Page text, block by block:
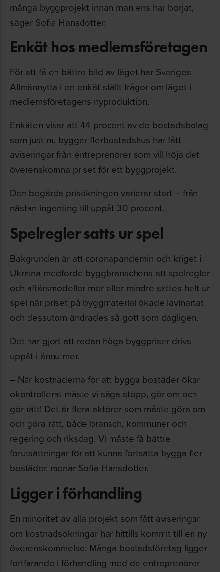
många byggprojekt innan man ens har börjat,
säger Sofia Hansdotter.
Enkät hos medlemsföretagen
För att få en bättre bild av läget har Sveriges
Allmännytta i en enkät ställt frågor om läget i
medlemsföretagens nyproduktion.
Enkäten visar att 44 procent av de bostadsbolag
som just nu bygger flerbostadshus har fått
aviseringar från entreprenörer som vill höja det
överenskomna priset för ett byggprojekt.
Den begärda prisökningen varierar stort – från
nästan ingenting till uppåt 30 procent.
Spelregler satts ur spel
Bakgrunden är att coronapandemin och kriget i
Ukraina medförde byggbranschens att spelregler
och affärsmodeller mer eller mindre sattes helt ur
spel när priset på byggmaterial ökade lavinartat
och dessutom ändrades så gott som dagligen.
Det har gjort att redan höga byggpriser drivs
uppåt i ännu mer.
– När kostnaderna för att bygga bostäder ökar
okontrollerat måste vi säga stopp, gör om och
gör rätt! Det är flera aktörer som måste göra om
och göra rätt, både bransch, kommuner och
regering och riksdag. Vi måste få bättre
förutsättningar för att kunna fortsätta bygga fler
bostäder, menar Sofia Hansdotter.
Ligger i förhandling
En minoritet av alla projekt som fått aviseringar
om kostnadsökningar har hittills kommit till en ny
överenskommelse. Många bostadsföretag ligger
fortfarande i förhandling med de entreprenörer